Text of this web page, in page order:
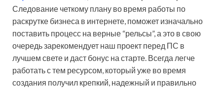
Следование четкому плану во время работы по
раскрутке бизнеса в интернете, поможет изначально
поставить процесс на верные “рельсы”, а это в свою
очередь зарекомендует наш проект перед ПС в
лучшем свете и даст бонус на старте. Всегда легче
работать с тем ресурсом, который уже во время
создания получил крепкий, надежный и правильно